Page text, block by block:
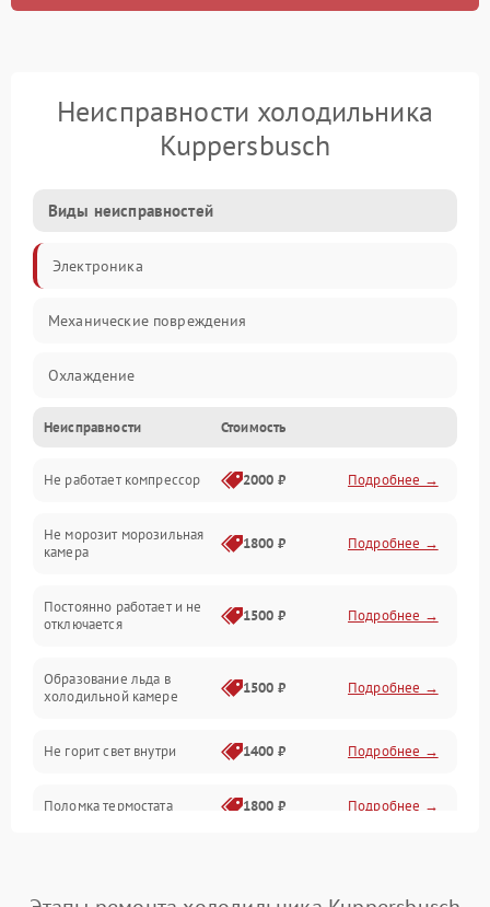
Неисправности холодильника
Kuppersbusch
Виды неисправностей
Электроника
Механические повреждения
Охлаждение
Механика
Электропитание
Дренаж
Неисправности Стоимость
Не работает компрессор 2000 ₽ Подробнее →
Не морозит морозильная
камера
1800 ₽ Подробнее →
Постоянно работает и не
отключается
1500 ₽ Подробнее →
Образование льда в
холодильной камере
1500 ₽ Подробнее →
Не горит свет внутри 1400 ₽ Подробнее →
Поломка термостата 1800 ₽ Подробнее →